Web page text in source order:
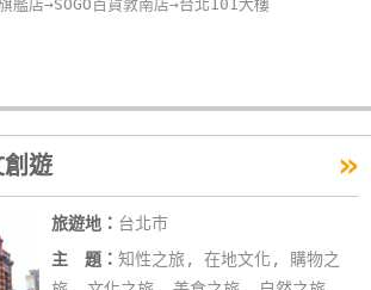
艦店→SOGO百貨敦南店→台北101大樓
遊 »
旅遊地： 台北市
主 題： 知性之旅, 在地文化, 購物之